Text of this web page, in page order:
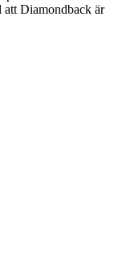
att Diamondback är